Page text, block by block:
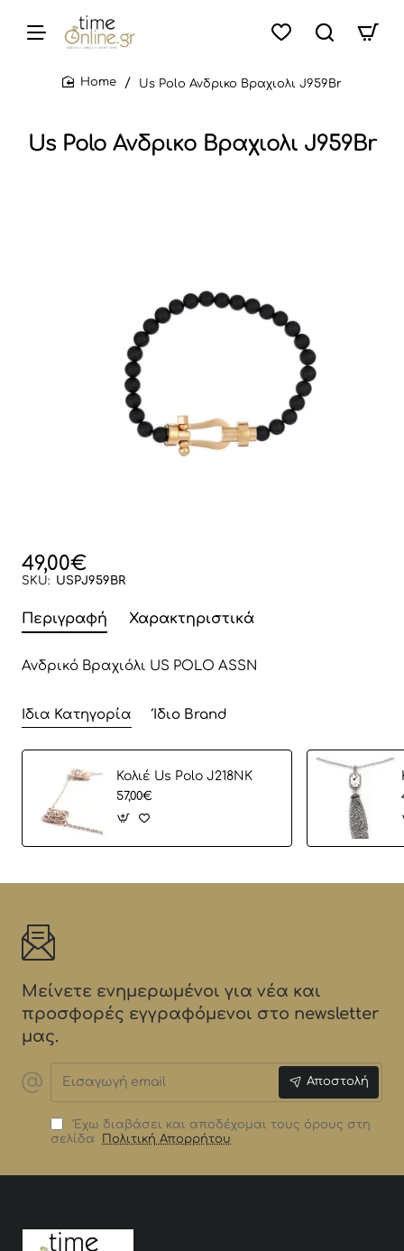
Us Polo Ανδρικο Βραχιολι J959Br
Us Polo Ανδρικο Βραχιολι J959Br
49,00€
SKU: USPJ959BR
Περιγραφή Χαρακτηριστικά
Ανδρικό Βραχιόλι US POLO ASSN
Ίδια Κατηγορία Ίδιο Brand
Koλιέ Us Polo J218NK
57,00€
Μείνετε ενημερωμένοι για νέα και
προσφορές εγγραφόμενοι στο newsletter
μας.
email
Αποστολή
Έχω διαβάσει και αποδέχομαι τους όρους στη
σελίδα
Πολιτική Απορρήτου